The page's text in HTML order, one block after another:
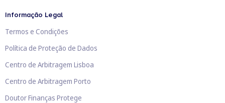
Informação Legal
Termos e Condições
Política de Proteção de Dados
Centro de Arbitragem Lisboa
Centro de Arbitragem Porto
Doutor Finanças Protege